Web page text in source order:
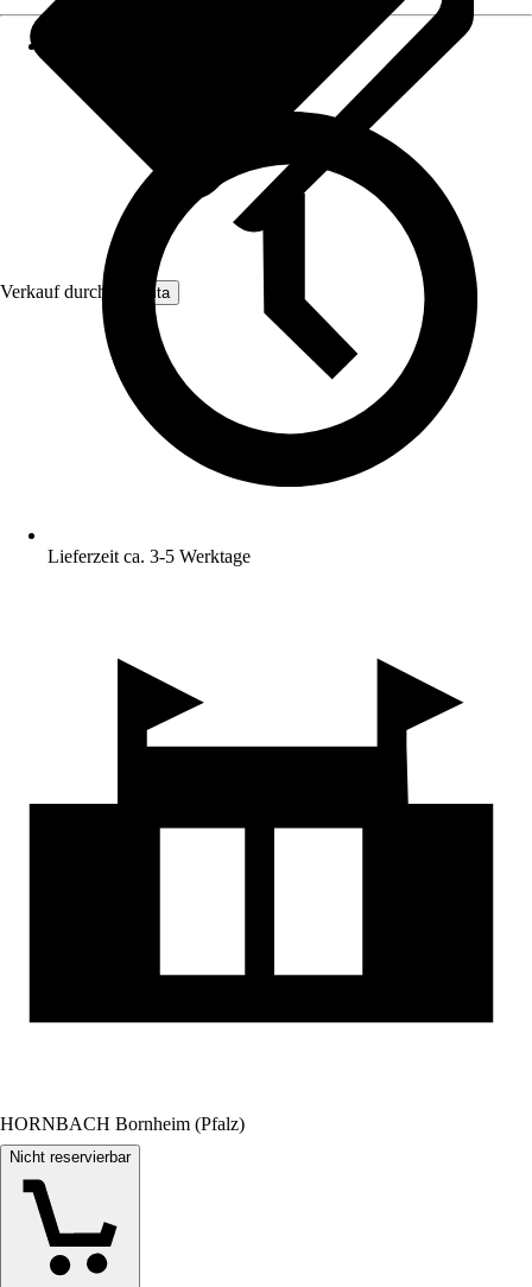
Verkauf durch: Nomita
Lieferzeit ca. 3-5 Werktage
HORNBACH Bornheim (Pfalz)
Nicht reservierbar